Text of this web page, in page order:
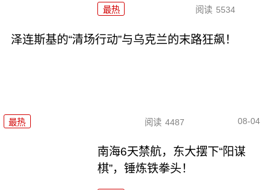
最热 阅读 5534
泽连斯基的“清场行动”与乌克兰的末路狂飙！
最热 阅读 4487 08-04
南海6天禁航，东大摆下“阳谋
棋”，锤炼铁拳头！